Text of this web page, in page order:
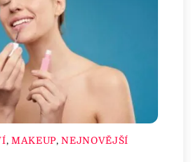
, MAKEUP,NEJNOVĚJŠÍ